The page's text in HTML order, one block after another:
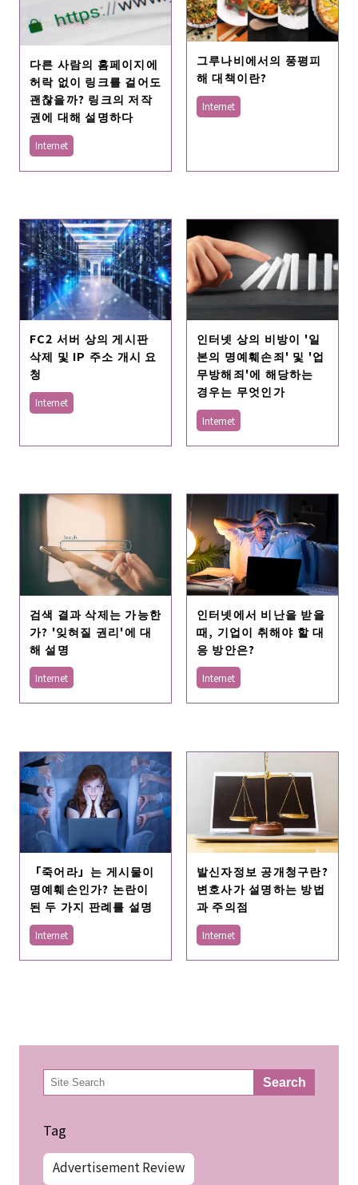
다른 사람의 홈페이지에
허락 없이 링크를 걸어도
괜찮을까? 링크의 저작
권에 대해 설명하다
Internet
그루나비에서의 풍평피
해 대책이란?
Internet
FC2 서버 상의 게시판
삭제 및 IP 주소 개시 요
청
Internet
인터넷 상의 비방이 '일
본의 명예훼손죄' 및 '업
무방해죄'에 해당하는
경우는 무엇인가
Internet
검색 결과 삭제는 가능한
가? '잊혀질 권리'에 대
해 설명
Internet
인터넷에서 비난을 받을
때, 기업이 취해야 할 대
응 방안은?
Internet
「죽어라」는 게시물이
명예훼손인가? 논란이
된 두 가지 판례를 설명
Internet
발신자정보 공개청구란?
변호사가 설명하는 방법
과 주의점
Internet
検
索 Search
Tag
Advertisement Review